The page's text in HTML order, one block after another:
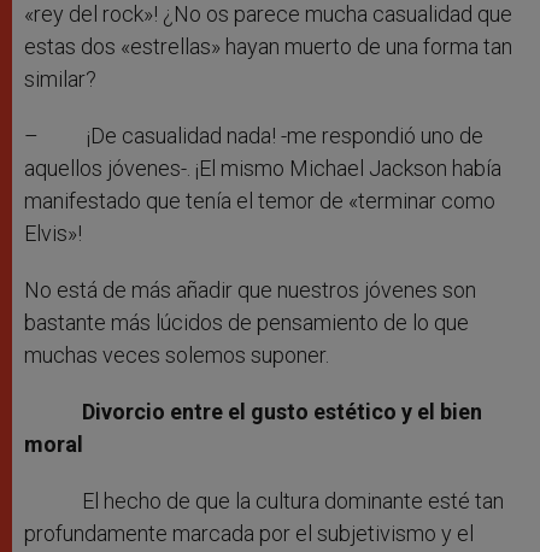
«rey del rock»! ¿No os parece mucha casualidad que
estas dos «estrellas» hayan muerto de una forma tan
similar?
– ¡De casualidad nada! -me respondió uno de
aquellos jóvenes-. ¡El mismo Michael Jackson había
manifestado que tenía el temor de «terminar como
Elvis»!
No está de más añadir que nuestros jóvenes son
bastante más lúcidos de pensamiento de lo que
muchas veces solemos suponer.
Divorcio entre el gusto estético y el bien
moral
El hecho de que la cultura dominante esté tan
profundamente marcada por el subjetivismo y el